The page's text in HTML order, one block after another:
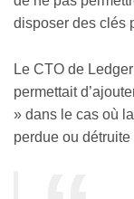
disposer des clés
Le CTO de
permettait
» dans le cas où
perdue ou détruite